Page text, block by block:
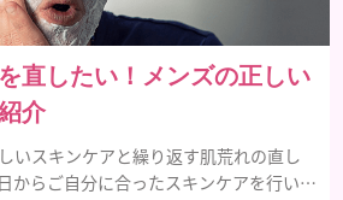
直したい！メンズの正しい
介
いスキンケアと繰り返す肌荒れの直し
からご自分に合ったスキンケアを行い、